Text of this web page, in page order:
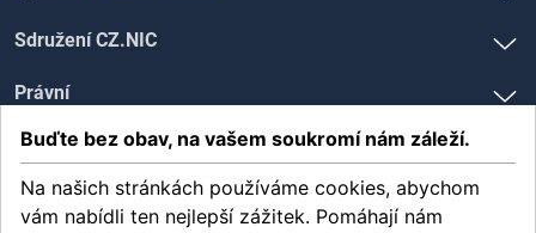
Sdružení CZ.NIC
Právní
Sledujte nás na
Buďte bez obav, na vašem soukromí nám záleží.
Na našich stránkách používáme cookies, abychom
vám nabídli ten nejlepší zážitek. Pomáhají nám